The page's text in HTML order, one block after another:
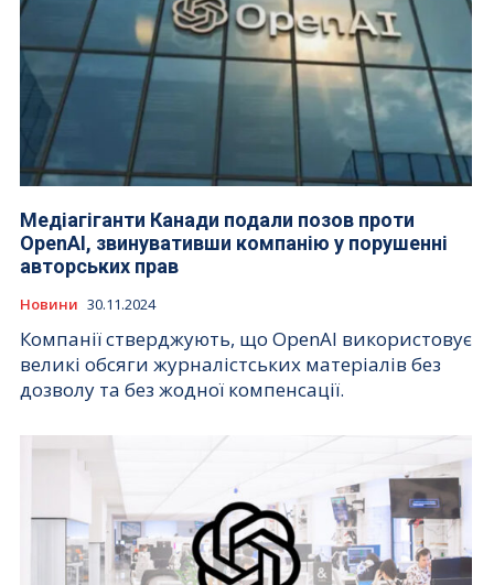
Медіагіганти Канади подали позов проти
OpenAI, звинувативши компанію у порушенні
авторських прав
Новини 30.11.2024
Компанії стверджують, що OpenAI використовує
великі обсяги журналістських матеріалів без
дозволу та без жодної компенсації.